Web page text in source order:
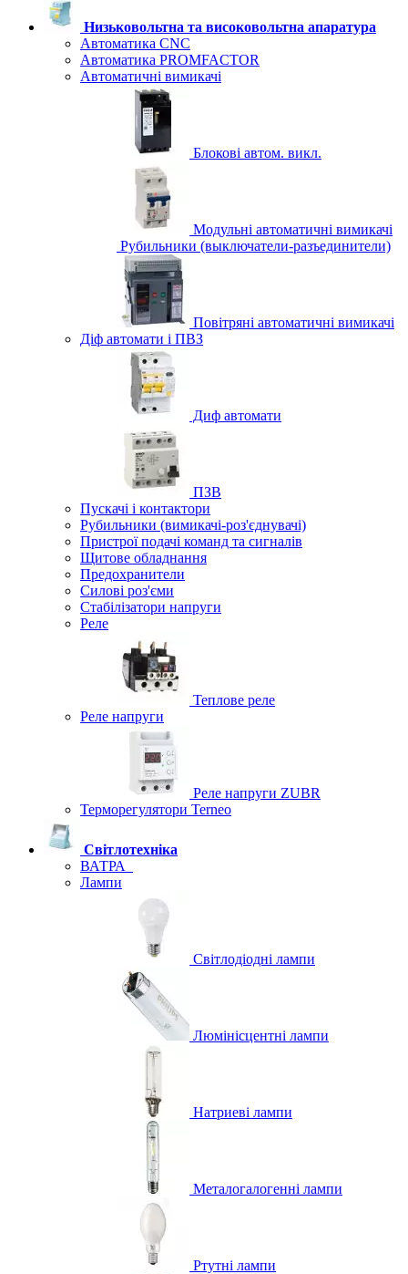
Низьковольтна та високовольтна апаратура
Автоматика CNC
Автоматика PROMFACTOR
Автоматичні вимикачі
Блокові автом. викл.
Модульні автоматичні вимикачі
Рубильники (выключатели-разъединители)
Повітряні автоматичні вимикачі
Діф автомати і ПВЗ
Диф автомати
ПЗВ
Пускачі і контактори
Рубильники (вимикачі-роз'єднувачі)
Пристрої подачі команд та сигналів
Щитове обладнання
Предохранители
Силові роз'єми
Стабілізатори напруги
Реле
Теплове реле
Реле напруги
Реле напруги ZUBR
Терморегулятори Terneo
Світлотехніка
ВАТРА
Лампи
Світлодіодні лампи
Люмінісцентні лампи
Натриеві лампи
Металогалогенні лампи
Ртутні лампи